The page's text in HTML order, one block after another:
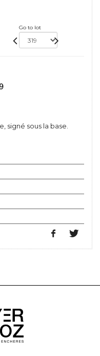
Go to lot
signé sous la base.